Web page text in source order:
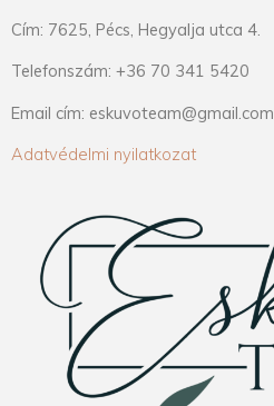
Cím: 7625, Pécs, Hegyalja utca 4.
Telefonszám: +36 70 341 5420
Email cím: eskuvoteam@gmail.com
Adatvédelmi nyilatkozat